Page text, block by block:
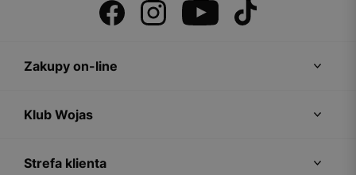
Zakupy on-line
Klub Wojas
Strefa klienta